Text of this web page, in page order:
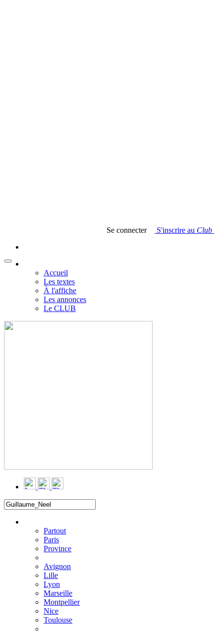
Se connecter S'inscrire au Club
Accueil
Les textes
À l'affiche
Les annonces
Le CLUB
Partout
Paris
Province
Avignon
Lille
Lyon
Marseille
Montpellier
Nice
Toulouse